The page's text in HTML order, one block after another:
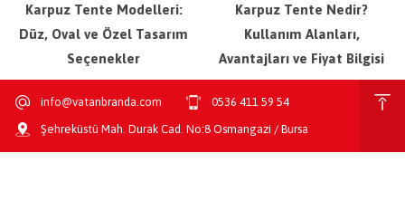
Karpuz Tente Modelleri:
Düz, Oval ve Özel Tasarım
Seçenekler
Karpuz Tente Nedir?
Kullanım Alanları,
Avantajları ve Fiyat Bilgisi
info@vatanbranda.com
0536 411 59 54
Şehreküstü Mah. Durak Cad. No:8 Osmangazi / Bursa